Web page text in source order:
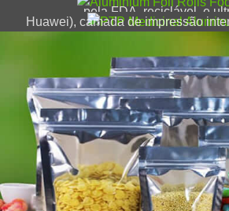
pela FDA, reciclável, e
Huawei), camada de impressão